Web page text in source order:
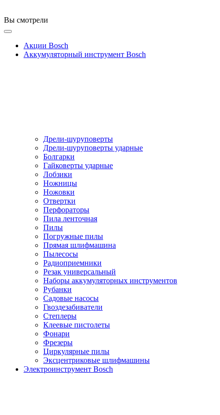
Вы смотрели
Акции Bosch
Аккумуляторный инструмент Bosch
Дрели-шуруповерты
Дрели-шуруповерты ударные
Болгарки
Гайковерты ударные
Лобзики
Ножницы
Ножовки
Отвертки
Перфораторы
Пила ленточная
Пилы
Погружные пилы
Прямая шлифмашина
Пылесосы
Радиоприемники
Резак универсальный
Наборы аккумуляторных инструментов
Рубанки
Садовые насосы
Гвоздезабиватели
Степлеры
Клеевые пистолеты
Фонари
Фрезеры
Циркулярные пилы
Эксцентриковые шлифмашины
Электроинструмент Bosch